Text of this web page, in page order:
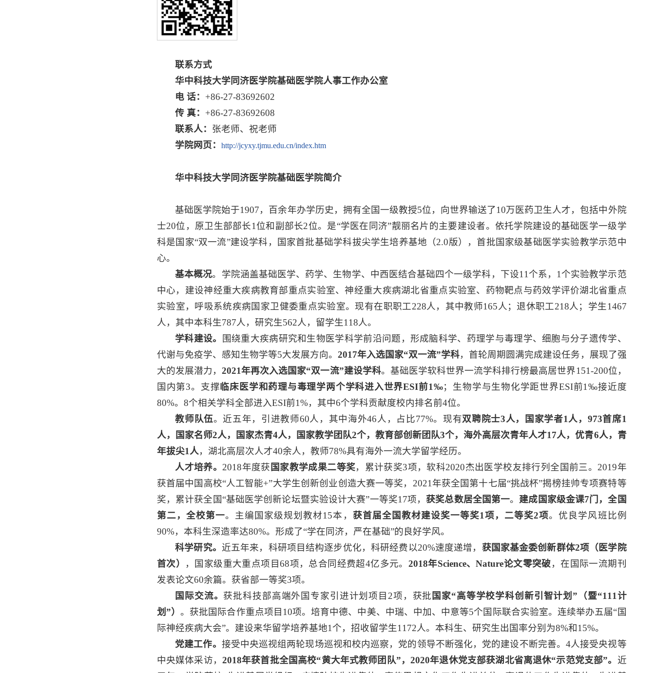
联系方式
华中科技大学同济医学院基础医学院人事工作办公室
电 话： +86-27-83692602
传 真： +86-27-83692608
联系人： 张老师、祝老师
学院网页：http://jcyxy.tjmu.edu.cn/index.htm
华中科技大学同济医学院基础医学院简介
基础医学院始于1907，百余年办学历史，拥有全国一级教授5位，向世界输送了10万医药卫生人才，包括中外院
士20位，原卫生部部长1位和副部长2位。是“学医在同济”靓丽名片的主要建设者。依托学院建设的基础医学一级学
科是国家“双一流”建设学科，国家首批基础学科拔尖学生培养基地（2.0版），首批国家级基础医学实验教学示范中
心。
基本概况。学院涵盖基础医学、药学、生物学、中西医结合基础四个一级学科，下设11个系，1个实验教学示范
中心，建设神经重大疾病教育部重点实验室、神经重大疾病湖北省重点实验室、药物靶点与药效学评价湖北省重点
实验室，呼吸系统疾病国家卫健委重点实验室。现有在职职工228人，其中教师165人；退休职工218人；学生1467
人，其中本科生787人，研究生562人，留学生118人。
学科建设。
围绕重大疾病研究和生物医学科学前沿问题，形成脑科学、药理学与毒理学、细胞与分子遗传学、
代谢与免疫学、感知生物学等5大发展方向。2017年入选国家“双一流”学科，首轮周期圆满完成建设任务，展现了强
大的发展潜力，2021年再次入选国家“双一流”建设学科。基础医学软科世界一流学科排行榜最高居世界151-200位，
国内第3。支撑临床医学和药理与毒理学两个学科进入世界ESI前1‰；生物学与生物化学距世界ESI前1‰接近度
80%。8个相关学科全部进入ESI前1%，其中6个学科贡献度校内排名前4位。
教师队伍。近五年，引进教师60人，其中海外46人，占比77%。现有双聘院士3人，国家学者1人，973首席1
人，国家名师2人，国家杰青4人，国家教学团队2个，教育部创新团队3个，海外高层次青年人才17人，优青6人，青
年拔尖1人，湖北高层次人才40余人，教师78%具有海外一流大学留学经历。
人才培养。 2018年度获 国家教学成果二等奖，累计获奖3项，软科2020杰出医学校友排行列全国前三。2019年
获首届中国高校“人工智能+”大学生创新创业创造大赛一等奖，2021年获全国第十七届“挑战杯”揭榜挂帅专项赛特等
奖，累计获全国“基础医学创新论坛暨实验设计大赛”一等奖17项，获奖总数居全国第一。 建成国家级金课7门，全国
第二，全校第一。主编国家级规划教材15本， 获首届全国教材建设奖一等奖1项，二等奖2项。优良学风班比例
90%，本科生深造率达80%。形成了“学在同济，严在基础”的良好学风。
科学研究。 近五年来，科研项目结构逐步优化，科研经费以20%速度递增， 获国家基金委创新群体2项（医学院
首次）
，国家级重大重点项目68项，总合同经费超4亿多元。 2018年Science、Nature论文零突破，在国际一流期刊
发表论文60余篇。获省部一等奖3项。
国际交流。 获批科技部高端外国专家引进计划项目2项，获批 国家“高等学校学科创新引智计划”（暨“111计
划”）。获批国际合作重点项目10项。培育中德、中美、中瑞、中加、中意等5个国际联合实验室。连续举办五届“国
际神经疾病大会”。建设来华留学培养基地1个，招收留学生1172人。本科生、研究生出国率分别为8%和15%。
党建工作。 接受中央巡视组两轮现场巡视和校内巡察，党的领导不断强化，党的建设不断完善。4人接受央视等
中央媒体采访， 2018年获首批全国高校“黄大年式教师团队”，2020年退休党支部获湖北省离退休“示范党支部”。 近